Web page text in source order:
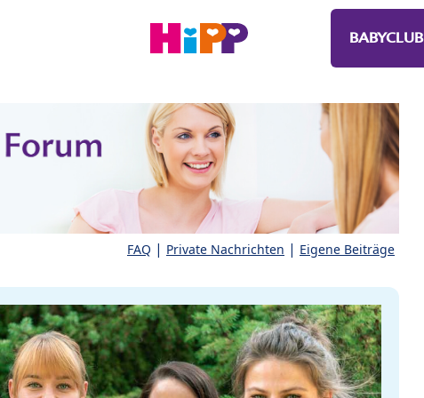
BABYCLUB
FAQ | Private Nachrichten | Eigene Beiträge